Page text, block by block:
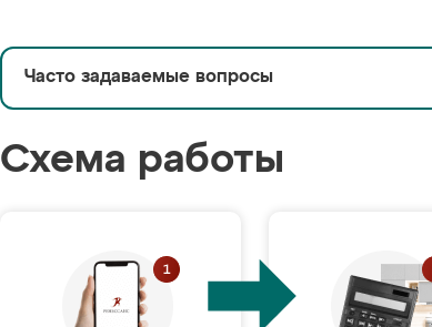
Часто задаваемые вопросы
Схема работы